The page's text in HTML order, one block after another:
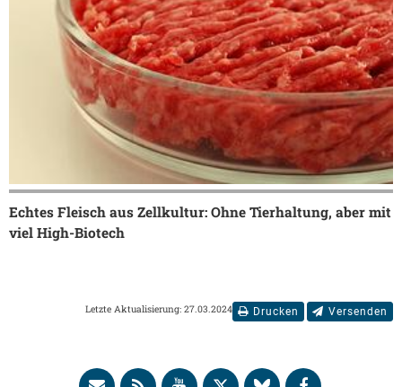
Echtes Fleisch aus Zellkultur: Ohne Tierhaltung, aber mit
viel High-Biotech
Drucken Versenden
Letzte Aktualisierung: 27.03.2024